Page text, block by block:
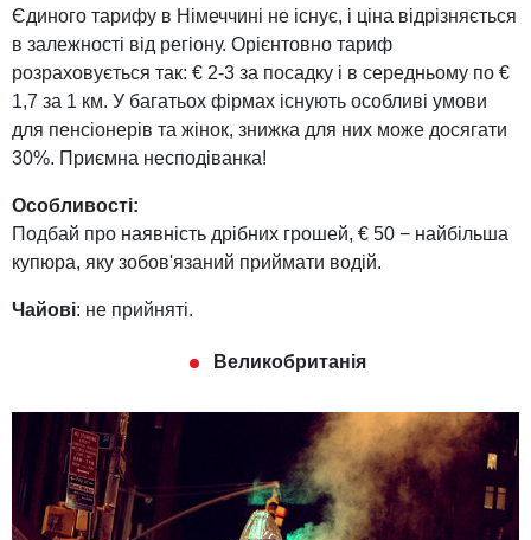
Єдиного тарифу в Німеччині не існує, і ціна відрізняється
в залежності від регіону. Орієнтовно тариф
розраховується так: € 2-3 за посадку і в середньому по €
1,7 за 1 км. У багатьох фірмах існують особливі умови
для пенсіонерів та жінок, знижка для них може досягати
30%. Приємна несподіванка!
Особливості:
Подбай про наявність дрібних грошей, € 50 − найбільша
купюра, яку зобов'язаний приймати водій.
Чайові: не прийняті.
Великобританія